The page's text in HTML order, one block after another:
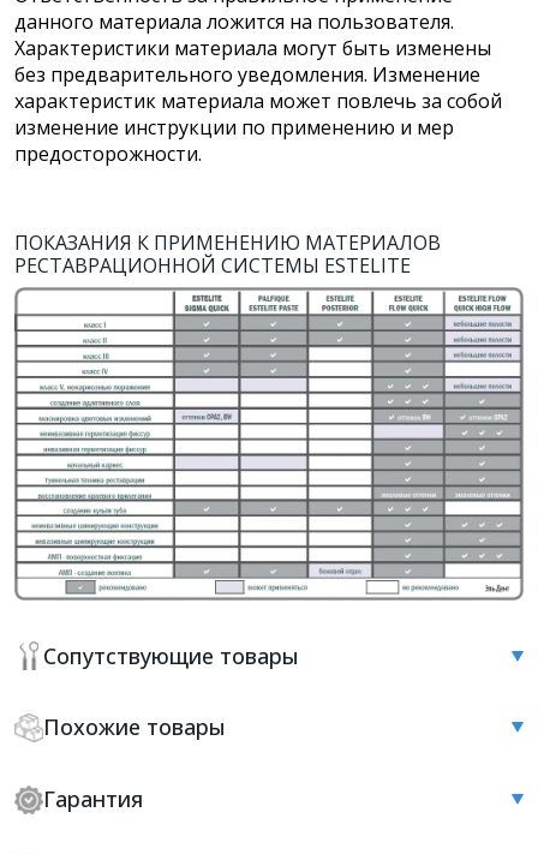
Сопутствующие товары
Похожие товары
Гарантия
данного материала ложится на пользователя.
Характеристики материала могут быть изменены
без предварительного уведомления. Изменение
характеристик материала может повлечь за собой
изменение инструкции по применению и мер
предосторожности.
ПОКАЗАНИЯ К ПРИМЕНЕНИЮ МАТЕРИАЛОВ
РЕСТАВРАЦИОННОЙ СИСТЕМЫ ESTELITE